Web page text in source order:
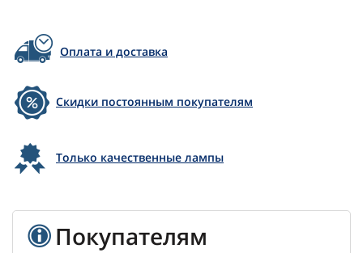
Оплата и доставка
Скидки постоянным покупателям
Только качественные лампы
Покупателям